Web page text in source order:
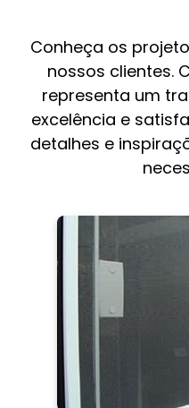
Conheça os
nossos clientes.
representa um
excelência e
detalhes e